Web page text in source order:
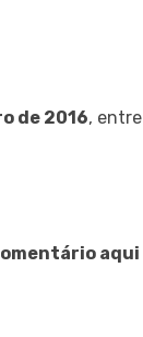
de 2016, entre
aqui